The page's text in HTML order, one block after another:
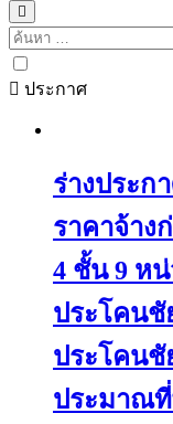
ค้นหา
สำหรับ:
ประกาศ
ร่างประก
ราคาจ้าง
4 ชั้น 9 ห
ประโคนชั
ประโคนชั
ประมาณที่